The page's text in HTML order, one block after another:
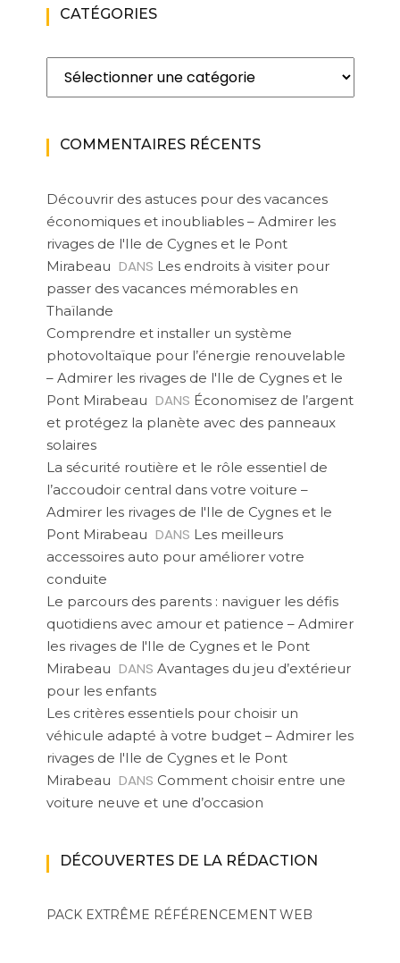
CATÉGORIES
Catégories
COMMENTAIRES RÉCENTS
Découvrir des astuces pour des vacances
économiques et inoubliables – Admirer les
rivages de l'Ile de Cygnes et le Pont
Mirabeau DANS Les endroits à visiter pour
passer des vacances mémorables en
Thaïlande
Comprendre et installer un système
photovoltaïque pour l’énergie renouvelable
– Admirer les rivages de l'Ile de Cygnes et le
Pont Mirabeau DANS Économisez de l’argent
et protégez la planète avec des panneaux
solaires
La sécurité routière et le rôle essentiel de
l’accoudoir central dans votre voiture –
Admirer les rivages de l'Ile de Cygnes et le
Pont Mirabeau DANS Les meilleurs
accessoires auto pour améliorer votre
conduite
Le parcours des parents : naviguer les défis
quotidiens avec amour et patience – Admirer
les rivages de l'Ile de Cygnes et le Pont
Mirabeau DANS Avantages du jeu d’extérieur
pour les enfants
Les critères essentiels pour choisir un
véhicule adapté à votre budget – Admirer les
rivages de l'Ile de Cygnes et le Pont
Mirabeau DANS Comment choisir entre une
voiture neuve et une d’occasion
DÉCOUVERTES DE LA RÉDACTION
PACK EXTRÊME RÉFÉRENCEMENT WEB